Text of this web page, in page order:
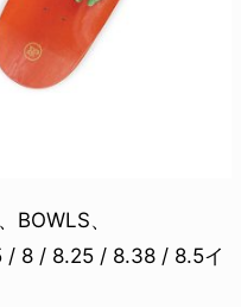
BOWLS、
/ 8 / 8.25 / 8.38 / 8.5イ